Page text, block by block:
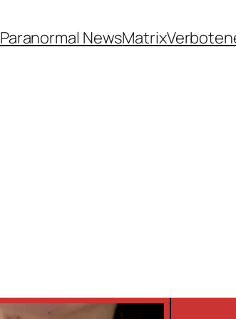
Paranormal NewsMatrix